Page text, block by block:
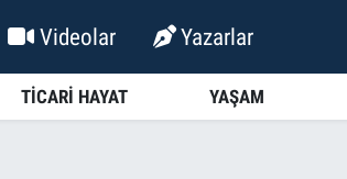
Videolar Yazarlar
TİCARİ HAYAT YAŞAM